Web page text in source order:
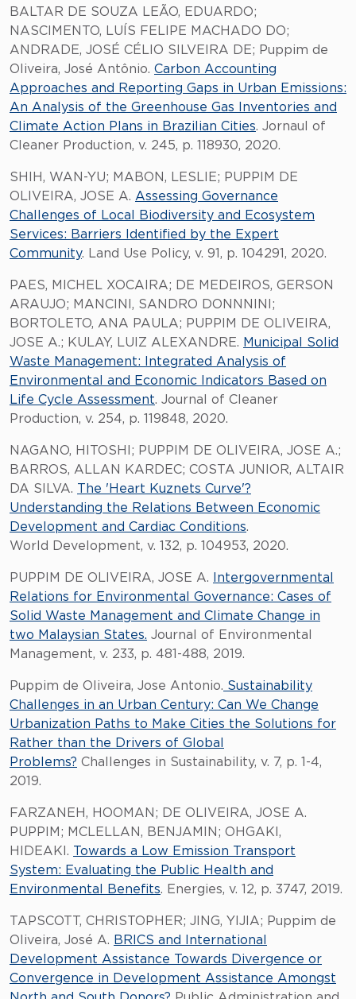
BALTAR DE SOUZA LEÃO, EDUARDO;
NASCIMENTO, LUÍS FELIPE MACHADO DO;
ANDRADE, JOSÉ CÉLIO SILVEIRA DE; Puppim de
Oliveira, José Antônio. Carbon Accounting
Approaches and Reporting Gaps in Urban Emissions:
An Analysis of the Greenhouse Gas Inventories and
Climate Action Plans in Brazilian Cities. Jornaul of
Cleaner Production, v. 245, p. 118930, 2020.
SHIH, WAN-YU; MABON, LESLIE; PUPPIM DE
OLIVEIRA, JOSE A. Assessing Governance
Challenges of Local Biodiversity and Ecosystem
Services: Barriers Identified by the Expert
Community. Land Use Policy, v. 91, p. 104291, 2020.
PAES, MICHEL XOCAIRA; DE MEDEIROS, GERSON
ARAUJO; MANCINI, SANDRO DONNNINI;
BORTOLETO, ANA PAULA; PUPPIM DE OLIVEIRA,
JOSE A.; KULAY, LUIZ ALEXANDRE. Municipal Solid
Waste Management: Integrated Analysis of
Environmental and Economic Indicators Based on
Life Cycle Assessment. Journal of Cleaner
Production, v. 254, p. 119848, 2020.
NAGANO, HITOSHI; PUPPIM DE OLIVEIRA, JOSE A.;
BARROS, ALLAN KARDEC; COSTA JUNIOR, ALTAIR
DA SILVA. The 'Heart Kuznets Curve'?
Understanding the Relations Between Economic
Development and Cardiac Conditions.
World Development, v. 132, p. 104953, 2020.
PUPPIM DE OLIVEIRA, JOSE A.
Intergovernmental
Relations for Environmental Governance: Cases of
Solid Waste Management and Climate Change in
two Malaysian States. Journal of Environmental
Management, v. 233, p. 481-488, 2019.
Puppim de Oliveira, Jose Antonio. Sustainability
Challenges in an Urban Century: Can We Change
Urbanization Paths to Make Cities the Solutions for
Rather than the Drivers of Global
Problems? Challenges in Sustainability, v. 7, p. 1-4,
2019.
FARZANEH, HOOMAN; DE OLIVEIRA, JOSE A.
PUPPIM; MCLELLAN, BENJAMIN; OHGAKI,
HIDEAKI. Towards a Low Emission Transport
System: Evaluating the Public Health and
Environmental Benefits. Energies, v. 12, p. 3747, 2019.
TAPSCOTT, CHRISTOPHER; JING, YIJIA; Puppim de
Oliveira, José A. BRICS and International
Development Assistance Towards Divergence or
Convergence in Development Assistance Amongst